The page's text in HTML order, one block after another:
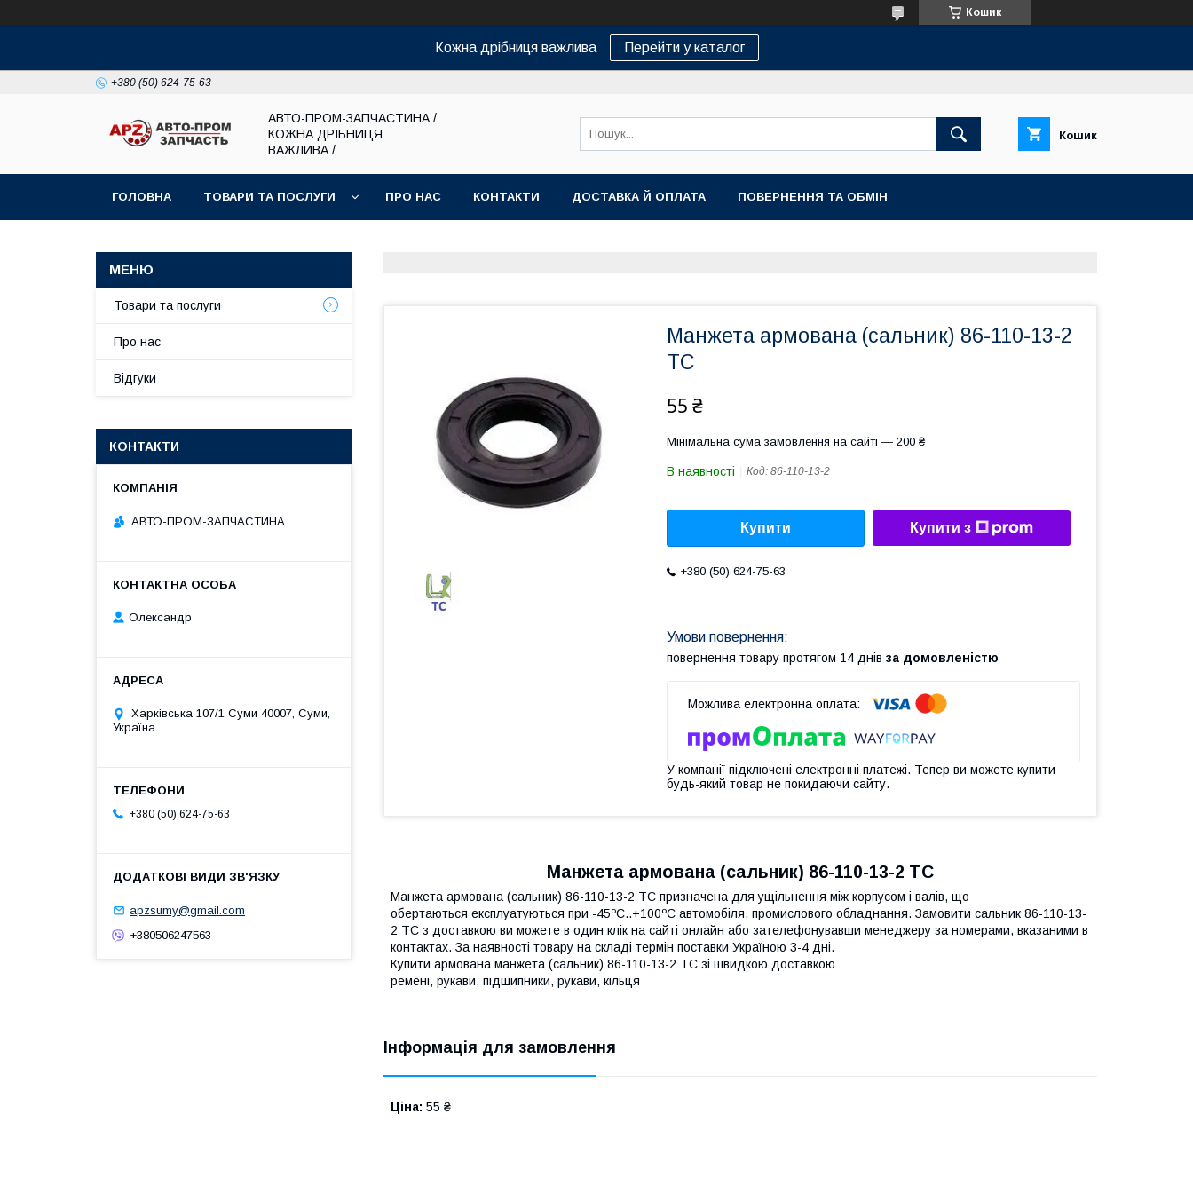
Кошик
Кожна дрібниця важлива Перейти у каталог
+380 (50) 624-75-63
АВТО-ПРОМ-ЗАПЧАСТИНА /
КОЖНА ДРІБНИЦЯ
ВАЖЛИВА /
Кошик
ГОЛОВНА ТОВАРИ ТА ПОСЛУГИ ПРО НАС КОНТАКТИ ДОСТАВКА Й ОПЛАТА ПОВЕРНЕННЯ ТА ОБМІН
Манжета армована (сальник) 86-110-13-2
TC
55 ₴
Мінімальна сума замовлення на сайті — 200 ₴
В наявності Код: 86-110-13-2
Купити Купити з
+380 (50) 624-75-63
повернення товару протягом 14 днів за домовленістю
У компанії підключені електронні платежі. Тепер ви можете купити
будь-який товар не покидаючи сайту.
Манжета армована (сальник) 86-110-13-2 ТС
Манжета армована (сальник) 86-110-13-2 ТС призначена для ущільнення між корпусом і валів, що
обертаються експлуатуються при -45ºC..+100ºC автомобіля, промислового обладнання. Замовити сальник 86-110-13-
2 ТС з доставкою ви можете в один клік на сайті онлайн або зателефонувавши менеджеру за номерами, вказаними в
контактах. За наявності товару на складі термін поставки Україною 3-4 дні.
Купити армована манжета (сальник) 86-110-13-2 ТС зі швидкою доставкою
ремені, рукави, підшипники, рукави, кільця
Інформація для замовлення
Ціна: 55 ₴
Товари та послуги
Про нас
Відгуки
КОНТАКТИ
АВТО-ПРОМ-ЗАПЧАСТИНА
Олександр
Харківська 107/1 Суми 40007, Суми,
Україна
+380 (50) 624-75-63
apzsumy@gmail.com
+380506247563